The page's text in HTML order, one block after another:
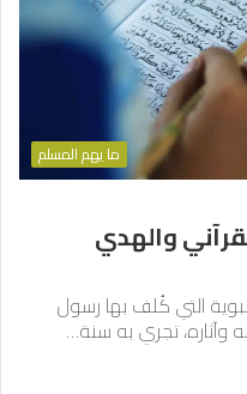
ما يهم المسلم
والهدي
التي كُلف بها رسول
وآثاره، تجري به سنة…